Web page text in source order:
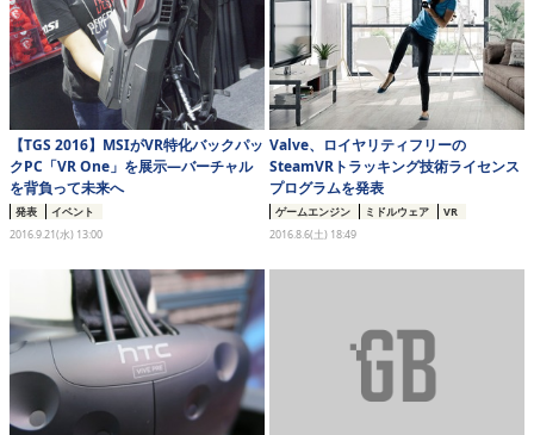
【TGS 2016】MSIがVR特化バックパッ
クPC「VR One」を展示―バーチャル
を背負って未来へ
発表
イベント
2016.9.21(水) 13:00
Valve、ロイヤリティフリーの
SteamVRトラッキング技術ライセンス
プログラムを発表
ゲームエンジン ミドルウェア
VR
2016.8.6(土) 18:49